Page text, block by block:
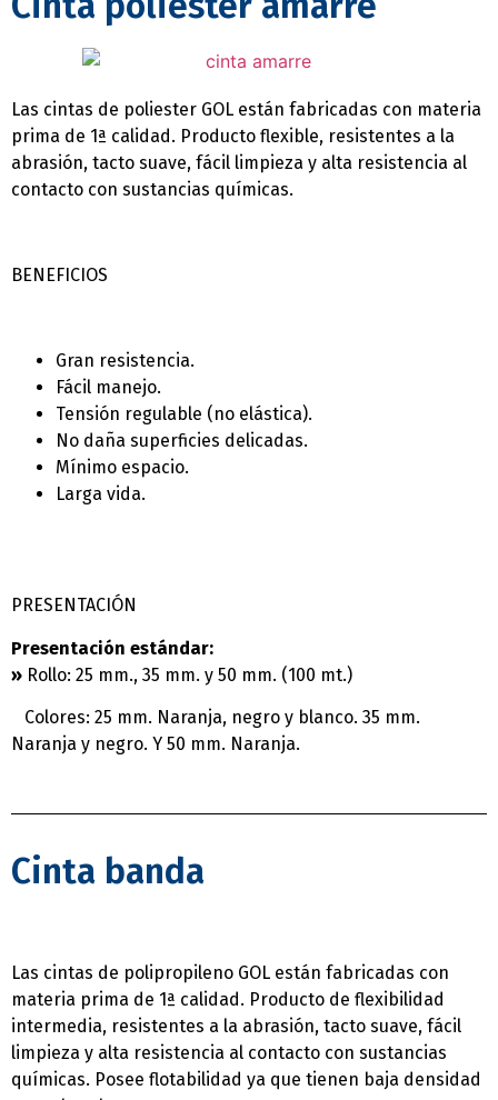
Las cintas de poliester GOL están fabricadas con materia
prima de 1ª calidad. Producto flexible, resistentes a la
abrasión, tacto suave, fácil limpieza y alta resistencia al
contacto con sustancias químicas.
BENEFICIOS
Gran resistencia.
Fácil manejo.
Tensión regulable (no elástica).
No daña superficies delicadas.
Mí­nimo espacio.
Larga vida.
PRESENTACIÓN
Presentación estándar:
» Rollo: 25 mm., 35 mm. y 50 mm. (100 mt.)
Colores: 25 mm. Naranja, negro y blanco. 35 mm.
Naranja y negro. Y 50 mm. Naranja.
Cinta banda
Las cintas de polipropileno GOL están fabricadas con
materia prima de 1ª calidad. Producto de flexibilidad
intermedia, resistentes a la abrasión, tacto suave, fácil
limpieza y alta resistencia al contacto con sustancias
químicas. Posee flotabilidad ya que tienen baja densidad